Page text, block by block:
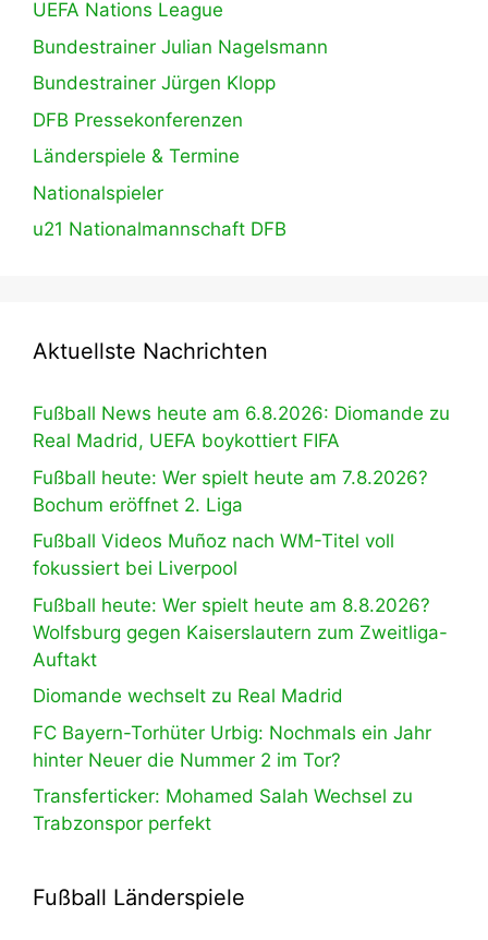
UEFA Nations League
Bundestrainer Julian Nagelsmann
Bundestrainer Jürgen Klopp
DFB Pressekonferenzen
Länderspiele & Termine
Nationalspieler
u21 Nationalmannschaft DFB
Aktuellste Nachrichten
Fußball News heute am 6.8.2026: Diomande zu
Real Madrid, UEFA boykottiert FIFA
Fußball heute: Wer spielt heute am 7.8.2026?
Bochum eröffnet 2. Liga
Fußball Videos Muñoz nach WM-Titel voll
fokussiert bei Liverpool
Fußball heute: Wer spielt heute am 8.8.2026?
Wolfsburg gegen Kaiserslautern zum Zweitliga-
Auftakt
Diomande wechselt zu Real Madrid
FC Bayern-Torhüter Urbig: Nochmals ein Jahr
hinter Neuer die Nummer 2 im Tor?
Transferticker: Mohamed Salah Wechsel zu
Trabzonspor perfekt
Fußball Länderspiele